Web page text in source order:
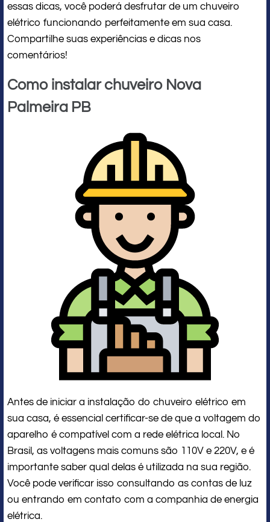
essas dicas, você poderá desfrutar de um chuveiro
elétrico funcionando perfeitamente em sua casa.
Compartilhe suas experiências e dicas nos
comentários!
Como instalar chuveiro Nova
Palmeira PB
Antes de iniciar a instalação do chuveiro elétrico em
sua casa, é essencial certificar-se de que a voltagem do
aparelho é compatível com a rede elétrica local. No
Brasil, as voltagens mais comuns são 110V e 220V, e é
importante saber qual delas é utilizada na sua região.
Você pode verificar isso consultando as contas de luz
ou entrando em contato com a companhia de energia
elétrica.